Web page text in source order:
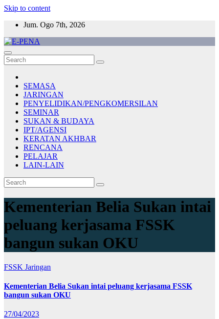
Skip to content
Jum. Ogo 7th, 2026
E-PENA
Berita Digital Terkini
SEMASA
JARINGAN
PENYELIDIKAN/PENGKOMERSILAN
SEMINAR
SUKAN & BUDAYA
IPT/AGENSI
KERATAN AKHBAR
RENCANA
PELAJAR
LAIN-LAIN
Kementerian Belia Sukan intai
peluang kerjasama FSSK
bangun sukan OKU
FSSK Jaringan
Kementerian Belia Sukan intai peluang kerjasama FSSK
bangun sukan OKU
27/04/2023